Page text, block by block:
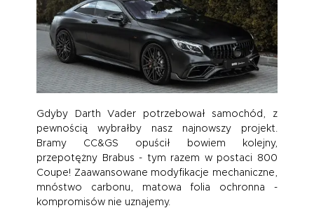
Gdyby Darth Vader potrzebował samochód, z
pewnością wybrałby nasz najnowszy projekt.
Bramy CC&GS opuścił bowiem kolejny,
przepotężny Brabus - tym razem w postaci 800
Coupe! Zaawansowane modyfikacje mechaniczne,
mnóstwo carbonu, matowa folia ochronna -
kompromisów nie uznajemy.